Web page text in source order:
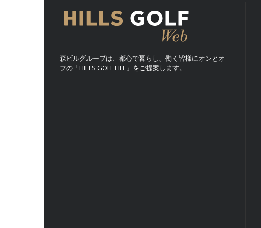
森ビルグループは、都心で暮らし、働く皆様にオンとオ
フの「HILLS GOLF LIFE」をご提案します。